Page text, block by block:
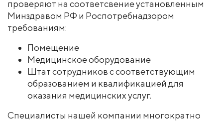
проверяют на соответсвение установленным
Минздравом РФ и Роспотребнадзором
требованиям:
Помещение
Медицинское оборудование
Штат сотрудников с соответствующим
образованием и квалификацией для
оказания медицинских услуг.
Специалисты нашей компании многократно